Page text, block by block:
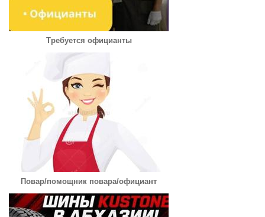
Требуется официанты
Повар/помощник повара/официант